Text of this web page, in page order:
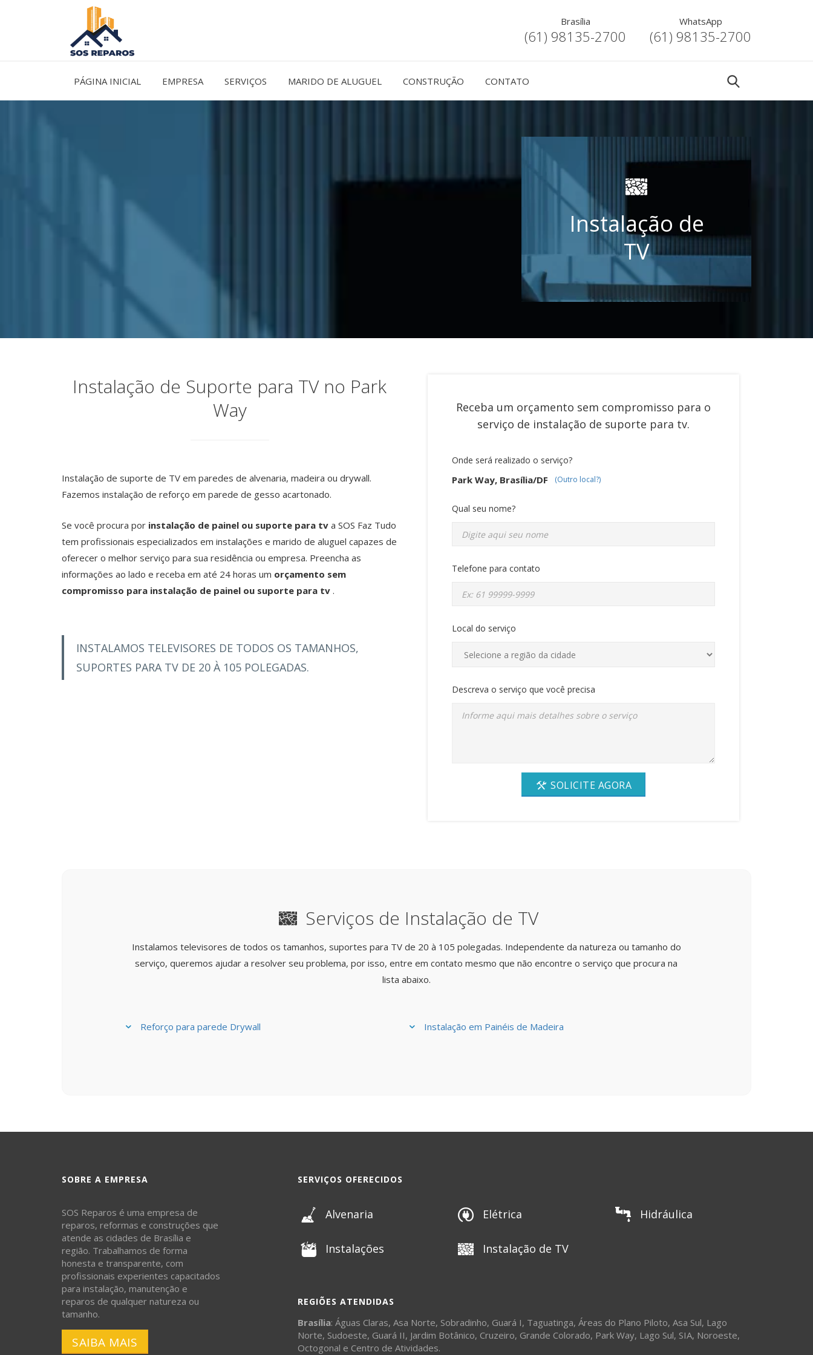
Brasília
(61) 98135-2700
WhatsApp
(61) 98135-2700
PÁGINA INICIAL EMPRESA SERVIÇOS MARIDO DE ALUGUEL CONSTRUÇÃO CONTATO
Instalação de
TV
Instalação de Suporte para TV no Park
Way
Instalação de suporte de TV em paredes de alvenaria, madeira ou drywall.
Fazemos instalação de reforço em parede de gesso acartonado.
Se você procura por instalação de painel ou suporte para tv a SOS Faz Tudo
tem profissionais especializados em instalações e marido de aluguel capazes de
oferecer o melhor serviço para sua residência ou empresa. Preencha as
informações ao lado e receba em até 24 horas um orçamento sem
compromisso para instalação de painel ou suporte para tv .
INSTALAMOS TELEVISORES DE TODOS OS TAMANHOS,
SUPORTES PARA TV DE 20 À 105 POLEGADAS.
Receba um orçamento sem compromisso para o
serviço de instalação de suporte para tv.
Onde será realizado o serviço?
Park Way, Brasília/DF (Outro local?)
Qual seu nome?
Telefone para contato
Local do serviço
Descreva o serviço que você precisa
SOLICITE AGORA
Serviços de Instalação de TV
Instalamos televisores de todos os tamanhos, suportes para TV de 20 à 105 polegadas. Independente da natureza ou tamanho do
serviço, queremos ajudar a resolver seu problema, por isso, entre em contato mesmo que não encontre o serviço que procura na
lista abaixo.
Reforço para parede Drywall Instalação em Painéis de Madeira
SOBRE A EMPRESA
SOS Reparos é uma empresa de
reparos, reformas e construções que
atende as cidades de Brasília e
região. Trabalhamos de forma
honesta e transparente, com
profissionais experientes capacitados
para instalação, manutenção e
reparos de qualquer natureza ou
tamanho.
SAIBA MAIS
SERVIÇOS OFERECIDOS
Alvenaria
Instalações
Elétrica
Instalação de TV
Hidráulica
REGIÕES ATENDIDAS
Brasília: Águas Claras, Asa Norte, Sobradinho, Guará I, Taguatinga, Áreas do Plano Piloto, Asa Sul, Lago
Norte, Sudoeste, Guará II, Jardim Botânico, Cruzeiro, Grande Colorado, Park Way, Lago Sul, SIA, Noroeste,
Octogonal e Centro de Atividades.